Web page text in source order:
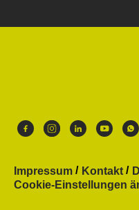
Impressum Kontakt
Cookie-Einstellungen